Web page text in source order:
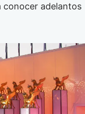
adelantos